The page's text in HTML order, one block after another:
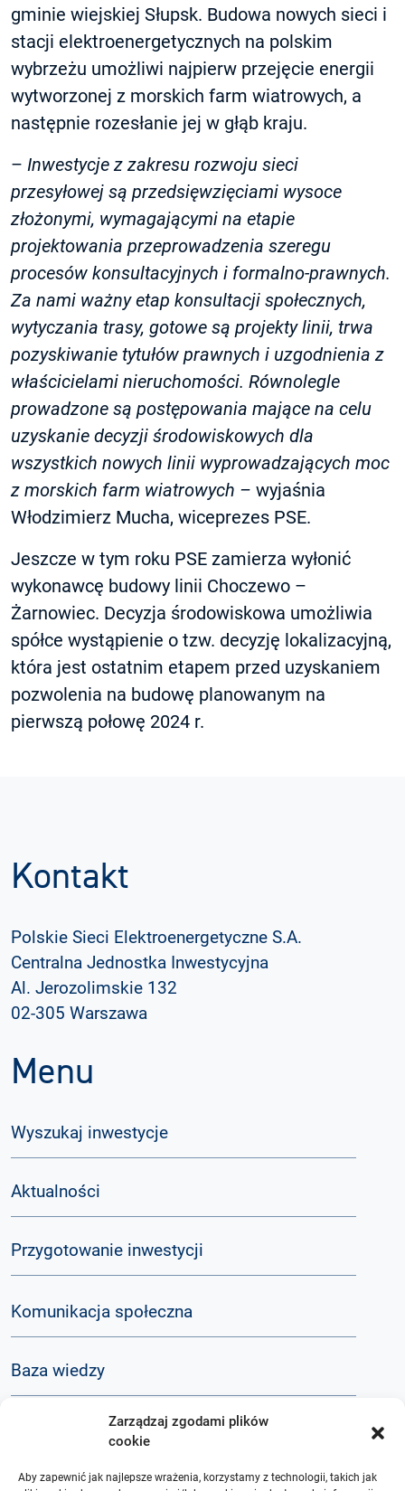
Zarządzaj zgodami plików
cookie
Aby zapewnić jak najlepsze wrażenia, korzystamy z technologii, takich jak
gminie wiejskiej Słupsk. Budowa nowych sieci i
stacji elektroenergetycznych na polskim
wybrzeżu umożliwi najpierw przejęcie energii
wytworzonej z morskich farm wiatrowych, a
następnie rozesłanie jej w głąb kraju.
– Inwestycje z zakresu rozwoju sieci
przesyłowej są przedsięwzięciami wysoce
złożonymi, wymagającymi na etapie
projektowania przeprowadzenia szeregu
procesów konsultacyjnych i formalno-prawnych.
Za nami ważny etap konsultacji społecznych,
wytyczania trasy, gotowe są projekty linii, trwa
pozyskiwanie tytułów prawnych i uzgodnienia z
właścicielami nieruchomości. Równolegle
prowadzone są postępowania mające na celu
uzyskanie decyzji środowiskowych dla
wszystkich nowych linii wyprowadzających moc
z morskich farm wiatrowych – wyjaśnia
Włodzimierz Mucha, wiceprezes PSE.
Jeszcze w tym roku PSE zamierza wyłonić
wykonawcę budowy linii Choczewo –
Żarnowiec. Decyzja środowiskowa umożliwia
spółce wystąpienie o tzw. decyzję lokalizacyjną,
która jest ostatnim etapem przed uzyskaniem
pozwolenia na budowę planowanym na
pierwszą połowę 2024 r.
Kontakt
Polskie Sieci Elektroenergetyczne S.A.
Centralna Jednostka Inwestycyjna
Al. Jerozolimskie 132
02-305 Warszawa
Menu
Wyszukaj inwestycje
Aktualności
Przygotowanie inwestycji
Komunikacja społeczna
Baza wiedzy